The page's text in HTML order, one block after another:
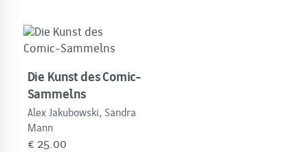
Die Kunst des Comic-
Sammelns
Alex Jakubowski, Sandra
Mann
€ 25.00